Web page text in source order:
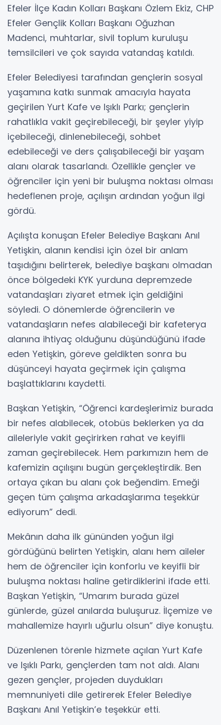
Efeler İlçe Kadın Kolları Başkanı Özlem Ekiz, CHP
Efeler Gençlik Kolları Başkanı Oğuzhan
Madenci, muhtarlar, sivil toplum kuruluşu
temsilcileri ve çok sayıda vatandaş katıldı.
Efeler Belediyesi tarafından gençlerin sosyal
yaşamına katkı sunmak amacıyla hayata
geçirilen Yurt Kafe ve Işıklı Parkı; gençlerin
rahatlıkla vakit geçirebileceği, bir şeyler yiyip
içebileceği, dinlenebileceği, sohbet
edebileceği ve ders çalışabileceği bir yaşam
alanı olarak tasarlandı. Özellikle gençler ve
öğrenciler için yeni bir buluşma noktası olması
hedeflenen proje, açılışın ardından yoğun ilgi
gördü.
Açılışta konuşan Efeler Belediye Başkanı Anıl
Yetişkin, alanın kendisi için özel bir anlam
taşıdığını belirterek, belediye başkanı olmadan
önce bölgedeki KYK yurduna depremzede
vatandaşları ziyaret etmek için geldiğini
söyledi. O dönemlerde öğrencilerin ve
vatandaşların nefes alabileceği bir kafeterya
alanına ihtiyaç olduğunu düşündüğünü ifade
eden Yetişkin, göreve geldikten sonra bu
düşünceyi hayata geçirmek için çalışma
başlattıklarını kaydetti.
Başkan Yetişkin, “Öğrenci kardeşlerimiz burada
bir nefes alabilecek, otobüs beklerken ya da
aileleriyle vakit geçirirken rahat ve keyifli
zaman geçirebilecek. Hem parkımızın hem de
kafemizin açılışını bugün gerçekleştirdik. Ben
ortaya çıkan bu alanı çok beğendim. Emeği
geçen tüm çalışma arkadaşlarıma teşekkür
ediyorum” dedi.
Mekânın daha ilk gününden yoğun ilgi
gördüğünü belirten Yetişkin, alanı hem aileler
hem de öğrenciler için konforlu ve keyifli bir
buluşma noktası haline getirdiklerini ifade etti.
Başkan Yetişkin, “Umarım burada güzel
günlerde, güzel anılarda buluşuruz. İlçemize ve
mahallemize hayırlı uğurlu olsun” diye konuştu.
Düzenlenen törenle hizmete açılan Yurt Kafe
ve Işıklı Parkı, gençlerden tam not aldı. Alanı
gezen gençler, projeden duydukları
memnuniyeti dile getirerek Efeler Belediye
Başkanı Anıl Yetişkin’e teşekkür etti.